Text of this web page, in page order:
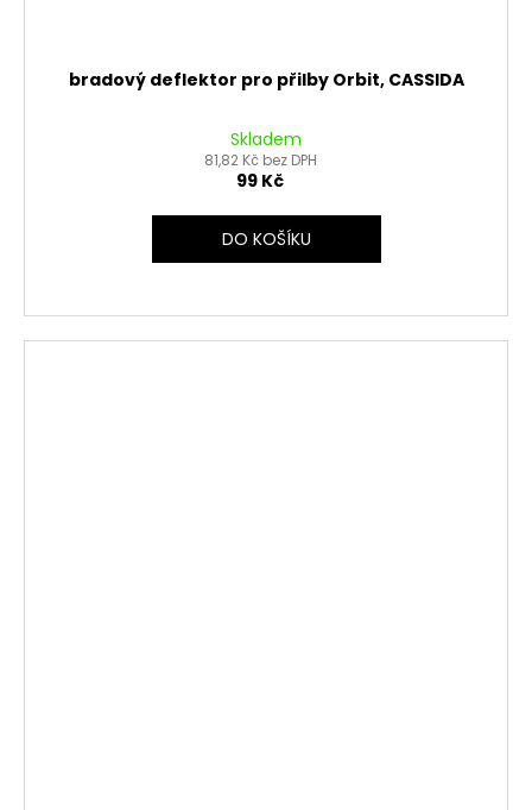
bradový deflektor pro přilby Orbit, CASSIDA
Skladem
81,82 Kč bez DPH
99 Kč
DO KOŠÍKU